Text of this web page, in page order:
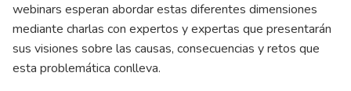
webinars esperan abordar estas diferentes dimensiones
mediante charlas con expertos y expertas que presentarán
sus visiones sobre las causas, consecuencias y retos que
esta problemática conlleva.